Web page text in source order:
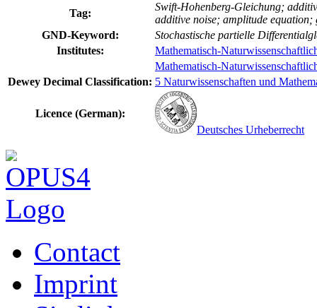
Tag:
Swift-Hohenberg-Gleichung;
additive noise; amplitude
GND-Keyword:
Stochastische partielle
Institutes:
Mathematisch-
Mathematisch-
Dewey Decimal Classification: 5 Naturwissenschaften und
Licence (German):
Deutsches Urheberrecht
Contact
Imprint